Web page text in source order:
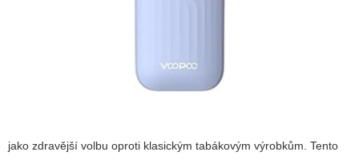
jako zdravější volbu oproti klasickým tabákovým výrobkům. Tento